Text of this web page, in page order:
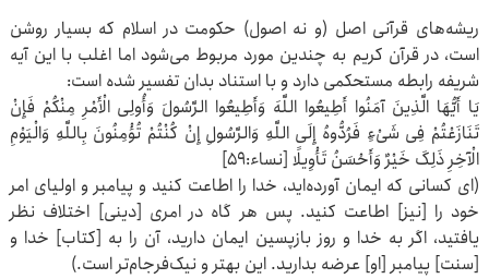
ریشه‌های قرآنی اصل (و نه اصول) حکومت در اسلام که بسیار روشن
است، در قرآن کریم به چندین مورد مربوط می‌شود اما اغلب با این آیه
شریفه رابطه مستحکمی دارد و با استناد بدان تفسیر شده است:
یَا أَیُّهَا الَّذِینَ آمَنُوا أَطِیعُوا اللَّهَ وَأَطِیعُوا الرَّسُولَ وَأُولِی الْأَمْرِ مِنْکُمْ فَإِنْ
تَنَازَعْتُمْ فِی شَیْءٍ فَرُدُّوهُ إِلَی اللَّهِ وَالرَّسُولِ إِنْ کُنْتُمْ تُؤْمِنُونَ بِاللَّهِ وَالْیَوْمِ
الْآخِرِ ذَلِکَ خَیْرٌ وَأَحْسَنُ تَأْوِیلًا [نساء:59]
(ای کسانی که ایمان آورده‌اید، خدا را اطاعت کنید و پیامبر و اولیای امر
خود را [نیز] اطاعت کنید. پس هر گاه در امری [دینی] اختلاف نظر
یافتید، اگر به خدا و روز بازپسین ایمان دارید، آن را به [کتاب] خدا و
[سنت] پیامبر [او] عرضه بدارید. این بهتر و نیک‌فرجام‌تر است.)